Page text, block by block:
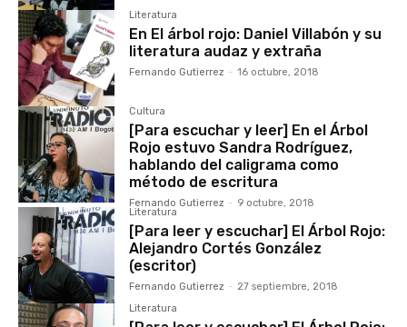
Literatura
En El árbol rojo: Daniel Villabón y su
literatura audaz y extraña
Fernando Gutierrez - 16 octubre, 2018
Cultura
[Para escuchar y leer] En el Árbol
Rojo estuvo Sandra Rodríguez,
hablando del caligrama como
método de escritura
Fernando Gutierrez - 9 octubre, 2018
Literatura
[Para leer y escuchar] El Árbol Rojo:
Alejandro Cortés González
(escritor)
Fernando Gutierrez - 27 septiembre, 2018
Literatura